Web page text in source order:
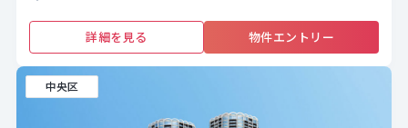
詳細を見る 物件エントリー
中央区